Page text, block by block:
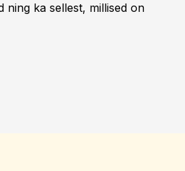
ning ka sellest, millised on